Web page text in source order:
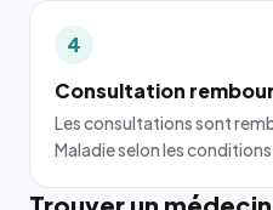
4
Consultation
Les consultations sont
Maladie selon les